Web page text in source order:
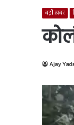
बड़ी ख़बर
Ajay